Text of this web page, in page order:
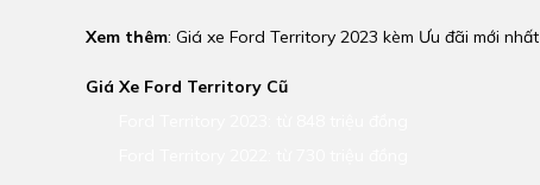
Xem thêm: Giá xe Ford Territory 2023 kèm Ưu đãi mới nhất
Giá Xe Ford Territory Cũ